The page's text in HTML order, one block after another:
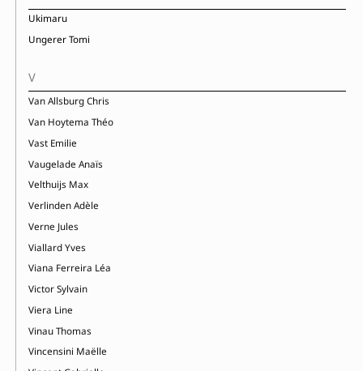
Ukimaru
Ungerer Tomi
V
Van Allsburg Chris
Van Hoytema Théo
Vast Emilie
Vaugelade Anaïs
Velthuijs Max
Verlinden Adèle
Verne Jules
Viallard Yves
Viana Ferreira Léa
Victor Sylvain
Viera Line
Vinau Thomas
Vincensini Maëlle